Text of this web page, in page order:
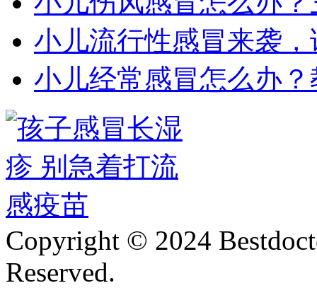
小儿流行性感冒来袭
小儿经常感冒怎么办
Copyright © 2024
Reserved.